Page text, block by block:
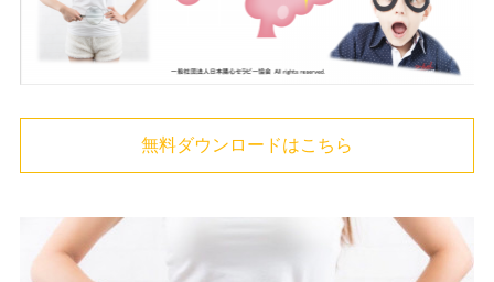
無料ダウンロードはこちら